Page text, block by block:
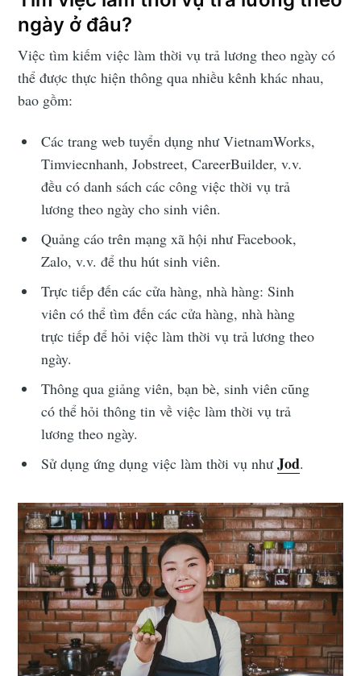
ngày ở đâu?
Việc tìm kiếm việc làm thời vụ trả lương theo ngày có
thể được thực hiện thông qua nhiều kênh khác nhau,
bao gồm:
Các trang web tuyển dụng như VietnamWorks,
Timviecnhanh, Jobstreet, CareerBuilder, v.v.
đều có danh sách các công việc thời vụ trả
lương theo ngày cho sinh viên.
Quảng cáo trên mạng xã hội như Facebook,
Zalo, v.v. để thu hút sinh viên.
Trực tiếp đến các cửa hàng, nhà hàng: Sinh
viên có thể tìm đến các cửa hàng, nhà hàng
trực tiếp để hỏi việc làm thời vụ trả lương theo
ngày.
Thông qua giảng viên, bạn bè, sinh viên cũng
có thể hỏi thông tin về việc làm thời vụ trả
lương theo ngày.
Sử dụng ứng dụng việc làm thời vụ nhưJod.